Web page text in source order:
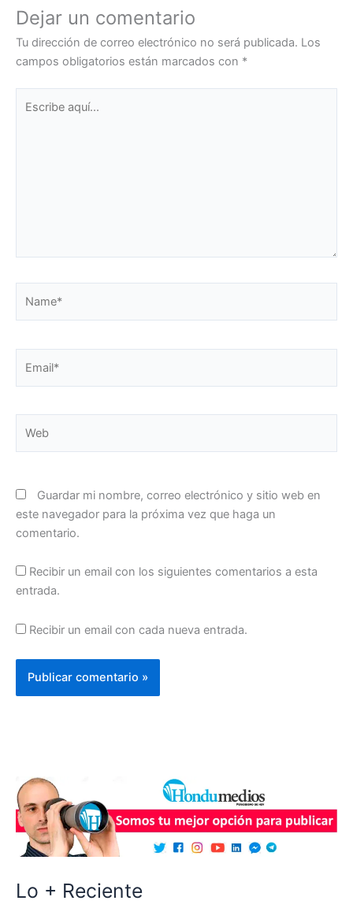
Dejar un comentario
Tu dirección de correo electrónico no será publicada. Los
campos obligatorios están marcados con *
aquí...
Guardar mi nombre, correo electrónico y sitio web en
este navegador para la próxima vez que haga un
comentario.
Recibir un email con los siguientes comentarios a esta
entrada.
Recibir un email con cada nueva entrada.
Lo + Reciente